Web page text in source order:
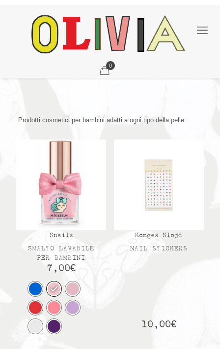
0
Prodotti cosmetici per bambini adatti a ogni tipo della pelle.
Snails
SMALTO LAVABILE
PER BAMBINI
7,00€
Konges Slojd
NAIL STICKERS
10,00€